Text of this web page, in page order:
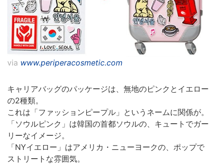
via www.periperacosmetic.com
キャリアバッグのパッケージは、無地のピンクとイエロー
の2種類。
これは「ファッションピープル」というネームに関係が。
「ソウルピンク」は韓国の首都ソウルの、キュートでガー
リーなイメージ。
「NYイエロー」はアメリカ・ニューヨークの、ポップで
ストリートな雰囲気。